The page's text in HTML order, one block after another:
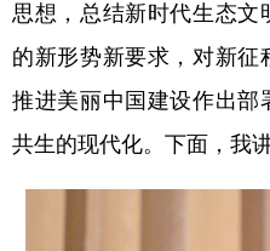
彩票 娱乐
公益 一带一路
文化产业
地方频道
思想，总结新时代生态文
的新形势新要求，对新征
推进美丽中国建设作出部
共生的现代化。下面，我